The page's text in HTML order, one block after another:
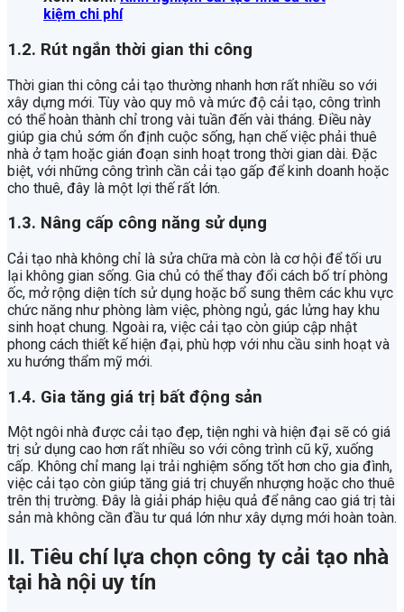
kiệm chi phí
1.2. Rút ngắn thời gian thi công
Thời gian thi công cải tạo thường nhanh hơn rất nhiều so với
xây dựng mới. Tùy vào quy mô và mức độ cải tạo, công trình
có thể hoàn thành chỉ trong vài tuần đến vài tháng. Điều này
giúp gia chủ sớm ổn định cuộc sống, hạn chế việc phải thuê
nhà ở tạm hoặc gián đoạn sinh hoạt trong thời gian dài. Đặc
biệt, với những công trình cần cải tạo gấp để kinh doanh hoặc
cho thuê, đây là một lợi thế rất lớn.
1.3. Nâng cấp công năng sử dụng
Cải tạo nhà không chỉ là sửa chữa mà còn là cơ hội để tối ưu
lại không gian sống. Gia chủ có thể thay đổi cách bố trí phòng
ốc, mở rộng diện tích sử dụng hoặc bổ sung thêm các khu vực
chức năng như phòng làm việc, phòng ngủ, gác lửng hay khu
sinh hoạt chung. Ngoài ra, việc cải tạo còn giúp cập nhật
phong cách thiết kế hiện đại, phù hợp với nhu cầu sinh hoạt và
xu hướng thẩm mỹ mới.
1.4. Gia tăng giá trị bất động sản
Một ngôi nhà được cải tạo đẹp, tiện nghi và hiện đại sẽ có giá
trị sử dụng cao hơn rất nhiều so với công trình cũ kỹ, xuống
cấp. Không chỉ mang lại trải nghiệm sống tốt hơn cho gia đình,
việc cải tạo còn giúp tăng giá trị chuyển nhượng hoặc cho thuê
trên thị trường. Đây là giải pháp hiệu quả để nâng cao giá trị tài
sản mà không cần đầu tư quá lớn như xây dựng mới hoàn toàn.
II. Tiêu chí lựa chọn công ty cải tạo nhà
tại hà nội uy tín